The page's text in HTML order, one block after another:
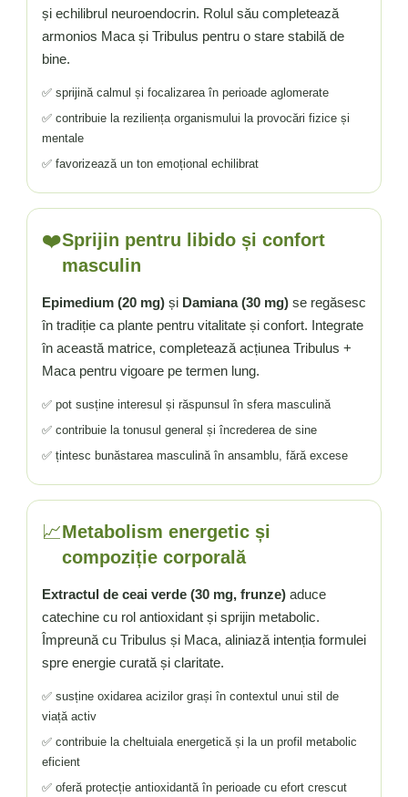
și echilibrul neuroendocrin. Rolul său completează
armonios Maca și Tribulus pentru o stare stabilă de
bine.
✅ sprijină calmul și focalizarea în perioade aglomerate
✅ contribuie la reziliența organismului la provocări fizice și
mentale
✅ favorizează un ton emoțional echilibrat
❤️Sprijin pentru libido și confort
masculin
Epimedium (20 mg) și Damiana (30 mg) se regăsesc
în tradiție ca plante pentru vitalitate și confort. Integrate
în această matrice, completează acțiunea Tribulus +
Maca pentru vigoare pe termen lung.
✅ pot susține interesul și răspunsul în sfera masculină
✅ contribuie la tonusul general și încrederea de sine
✅ țintesc bunăstarea masculină în ansamblu, fără excese
📈Metabolism energetic și
compoziție corporală
Extractul de ceai verde (30 mg, frunze) aduce
catechine cu rol antioxidant și sprijin metabolic.
Împreună cu Tribulus și Maca, aliniază intenția formulei
spre energie curată și claritate.
✅ susține oxidarea acizilor grași în contextul unui stil de
viață activ
✅ contribuie la cheltuiala energetică și la un profil metabolic
eficient
✅ oferă protecție antioxidantă în perioade cu efort crescut